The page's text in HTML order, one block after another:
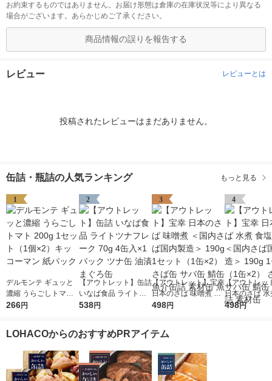
お約束するものではありません。お届け形態は倉庫の在庫状況等により異なる
場合がございます。あらかじめご了承ください。
商品情報の誤りを報告する
レビュー レビューとは
投稿されたレビューはまだありません。
缶詰・瓶詰の人気ランキング もっと見る
1
デルモンテ ギュッと
濃縮 うらごしトマト
200g 1セット（1個×
266円
2
【アウトレット】缶詰
いなば食品 ライトツ
ナフレーク 70g 4缶入
538円
3
【アウトレット】宝幸
日本のさば 味噌煮 ＜
国内さば国内製造＞ 1
缶 魚介缶詰 素材缶 魚
498円
4
【アウトレッ
日本のさば
不使用 ＜国内
498円
LOHACOからのおすすめPRアイテム